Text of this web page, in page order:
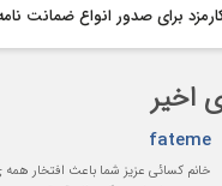
برای صدور انواع ضمانت
اخیر
fateme
خانم کسائی عزیز شما باعث افتخار همه